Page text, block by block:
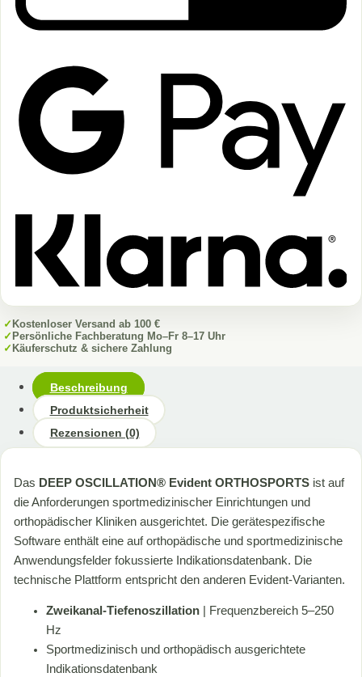
✓ Kostenloser Versand ab 100 €
✓ Persönliche Fachberatung Mo–Fr 8–17 Uhr
✓ Käuferschutz & sichere Zahlung
Beschreibung
Produktsicherheit
Rezensionen (0)
Das DEEP OSCILLATION® Evident ORTHOSPORTS ist auf
die Anforderungen sportmedizinischer Einrichtungen und
orthopädischer Kliniken ausgerichtet. Die gerätespezifische
Software enthält eine auf orthopädische und sportmedizinische
Anwendungsfelder fokussierte Indikationsdatenbank. Die
technische Plattform entspricht den anderen Evident-Varianten.
Zweikanal-Tiefenoszillation | Frequenzbereich 5–250
Hz
Sportmedizinisch und orthopädisch ausgerichtete
Indikationsdatenbank